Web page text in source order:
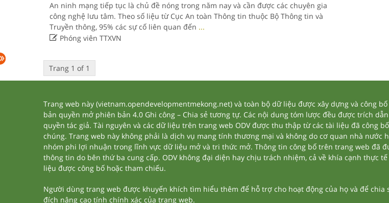
An ninh mạng tiếp tục là chủ đề nóng trong năm nay và cần được các chuyên gia
công nghệ lưu tâm. Theo số liệu từ Cục An toàn Thông tin thuộc Bộ Thông tin và
Truyền thông, 95% các sự cố liên quan đến ...
Phóng viên TTXVN
Trang 1 of 1
Trang web này (vietnam.opendevelopmentmekong.net) và toàn bộ dữ liệu được xây dựng và công
bản quyền mở phiên bản 4.0 Ghi công – Chia sẻ tương tự. Các nội dung tóm lược đều được trích
quyền tác giả. Tài nguyên và các dữ liệu trên trang web ODV được thu thập từ các tài liệu đã công
chúng. Trang web này không phải là dịch vụ mang tính thương mại và không do cơ quan nhà
nhóm phi lợi nhuận trong lĩnh vực dữ liệu mở và tri thức mở. Thông tin công bố trên trang web đã
thông tin do bên thứ ba cung cấp. ODV không đại diện hay chịu trách nhiệm, cả về khía cạnh thực
liệu được công bố hoặc tham chiếu.
Người dùng trang web được khuyến khích tìm hiểu thêm để hỗ trợ cho hoạt động của họ và để
đích nâng cao tính chính xác của trang web.